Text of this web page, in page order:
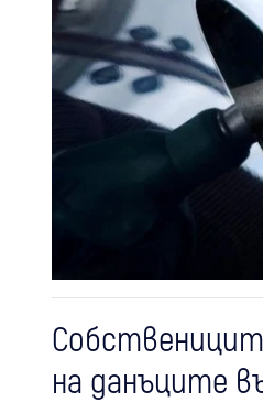
на данъците